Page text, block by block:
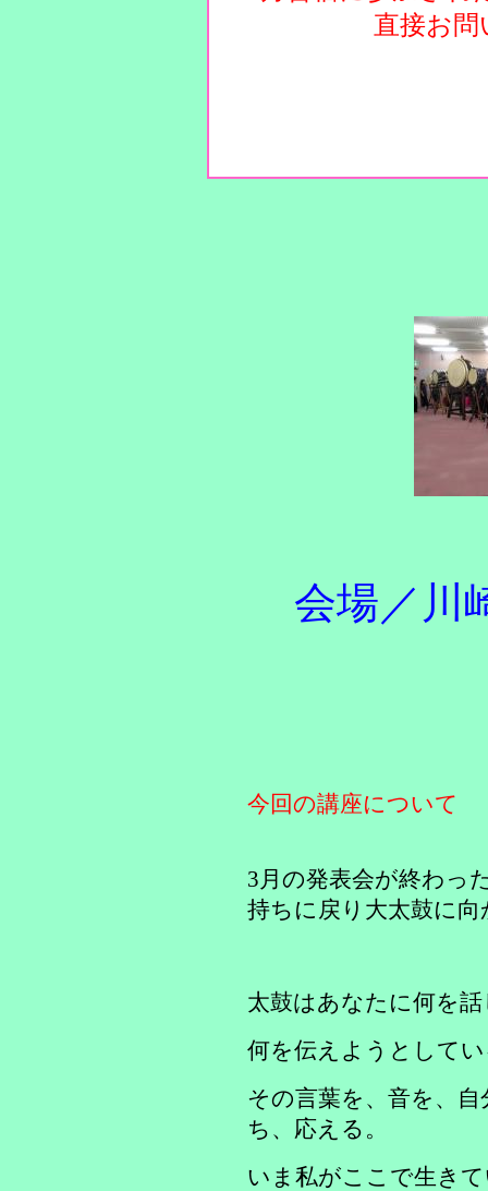
直接お
会場／川
今回の講座について
3月の発表会が終わっ
持ちに戻り大太鼓に
太鼓はあなたに何を
何を伝えようとして
その言葉を、音を、
ち、応える。
いま私がここで生き